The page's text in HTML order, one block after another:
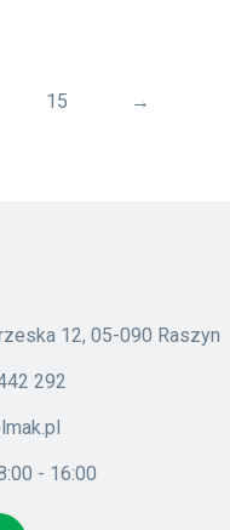
15 →
12, 05-090 Raszyn
292
- 16:00